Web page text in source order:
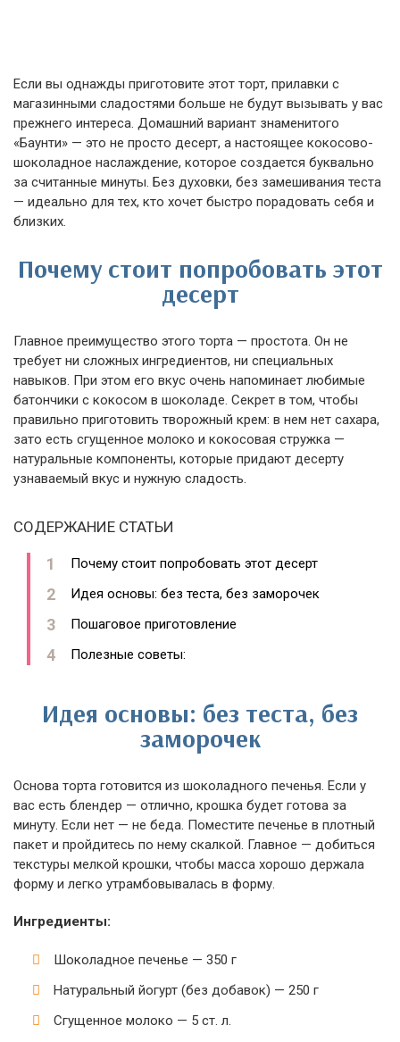
Если вы однажды приготовите этот торт, прилавки с
магазинными сладостями больше не будут вызывать у вас
прежнего интереса. Домашний вариант знаменитого
«Баунти» — это не просто десерт, а настоящее кокосово-
шоколадное наслаждение, которое создается буквально
за считанные минуты. Без духовки, без замешивания теста
— идеально для тех, кто хочет быстро порадовать себя и
близких.
Почему стоит попробовать этот
десерт
Главное преимущество этого торта — простота. Он не
требует ни сложных ингредиентов, ни специальных
навыков. При этом его вкус очень напоминает любимые
батончики с кокосом в шоколаде. Секрет в том, чтобы
правильно приготовить творожный крем: в нем нет сахара,
зато есть сгущенное молоко и кокосовая стружка —
натуральные компоненты, которые придают десерту
узнаваемый вкус и нужную сладость.
СОДЕРЖАНИЕ СТАТЬИ
Почему стоит попробовать этот десерт
Идея основы: без теста, без заморочек
Пошаговое приготовление
Полезные советы:
Идея основы: без теста, без
заморочек
Основа торта готовится из шоколадного печенья. Если у
вас есть блендер — отлично, крошка будет готова за
минуту. Если нет — не беда. Поместите печенье в плотный
пакет и пройдитесь по нему скалкой. Главное — добиться
текстуры мелкой крошки, чтобы масса хорошо держала
форму и легко утрамбовывалась в форму.
Ингредиенты:
Шоколадное печенье — 350 г
Натуральный йогурт (без добавок) — 250 г
Сгущенное молоко — 5 ст. л.